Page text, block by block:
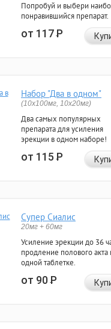
Попробуй и выбери
понравившийся препарат.
от 117Р
Набор "Два в одном"
(10x100мг, 10x20мг)
Два самых популярных
препарата для усиления
эрекции в одном наборе!
от 115Р
Супер Сиалис
20мг + 60мг
Усиление эрекции до 36
продление полового акта
одной таблетке.
от 90Р